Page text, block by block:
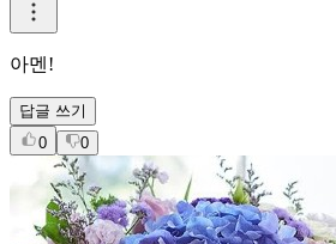
아멘!
답글 쓰기
0
0